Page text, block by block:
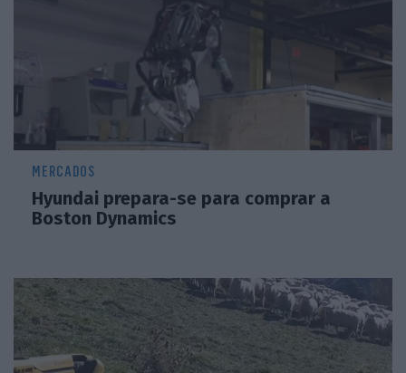
MERCADOS
Hyundai prepara-se para comprar a
Boston Dynamics